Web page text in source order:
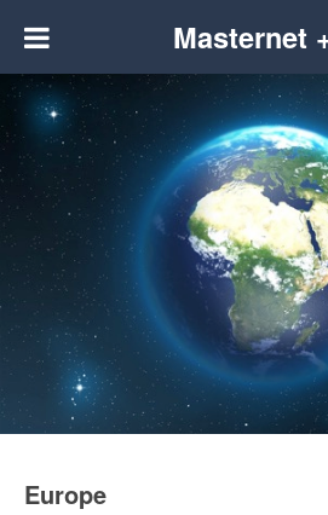
Masternet
Europe